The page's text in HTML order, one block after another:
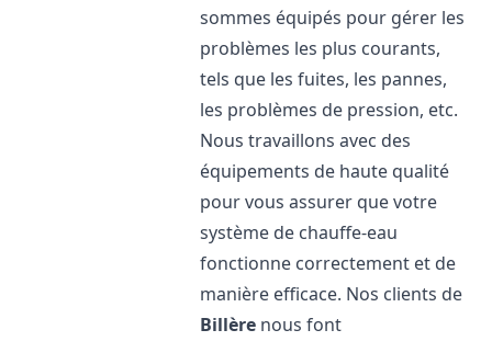
sommes équipés pour gérer les
problèmes les plus courants,
tels que les fuites, les pannes,
les problèmes de pression, etc.
Nous travaillons avec des
équipements de haute qualité
pour vous assurer que votre
système de chauffe-eau
fonctionne correctement et de
manière efficace. Nos clients de
Billère nous font